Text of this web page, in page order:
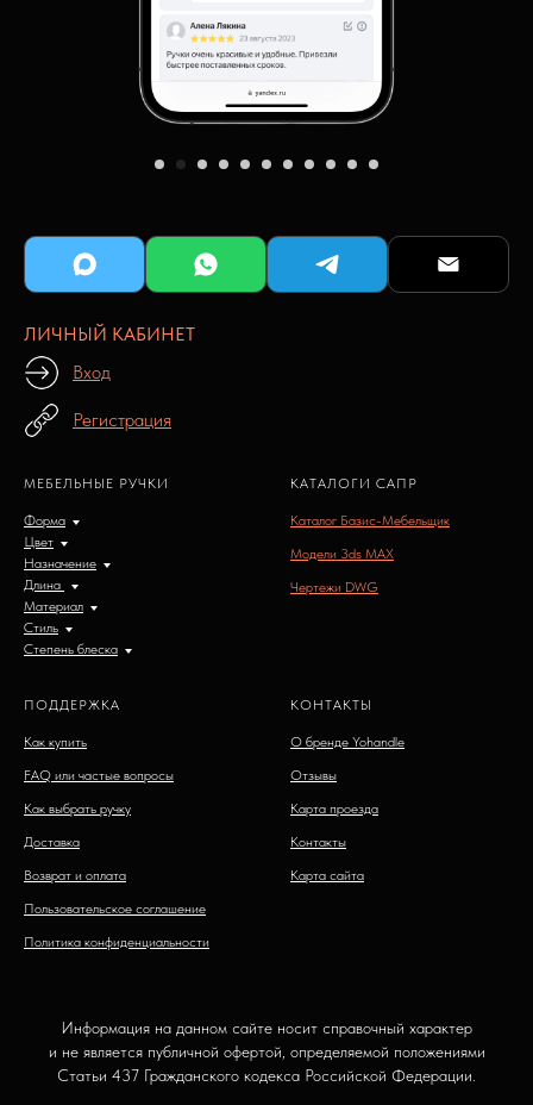
ЛИЧНЫЙ КАБИНЕТ
Вход
Регистрация
МЕБЕЛЬНЫЕ РУЧКИ
Форма
Цвет
Назначение
Длина
Материал
Стиль
Степень блеска
КАТАЛОГИ САПР
Каталог Базис-Мебельщик
Модели 3ds MAX
Чертежи DWG
ПОДДЕРЖКА
Как купить
FAQ или частые вопросы
Как выбрать ручку
Доставка
Возврат и оплата
Пользовательское соглашение
Политика конфиденциальности
КОНТАКТЫ
О бренде Yohandle
Отзывы
Карта проезда
Контакты
Карта сайта
Информация на данном сайте носит справочный характер
и не является публичной офертой, определяемой положениями
Статьи 437 Гражданского кодекса Российской Федерации.